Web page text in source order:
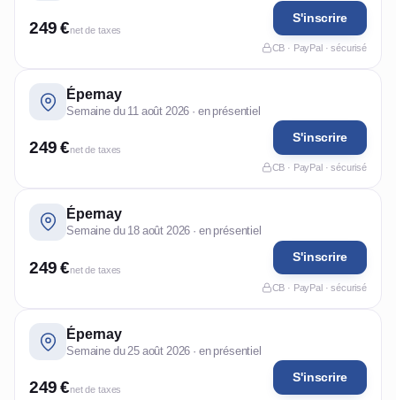
249 €net de taxes
S'inscrire
CB · PayPal · sécurisé
Épernay
Semaine du 11 août 2026 · en présentiel
249 €net de taxes
S'inscrire
CB · PayPal · sécurisé
Épernay
Semaine du 18 août 2026 · en présentiel
249 €net de taxes
S'inscrire
CB · PayPal · sécurisé
Épernay
Semaine du 25 août 2026 · en présentiel
249 €net de taxes
S'inscrire